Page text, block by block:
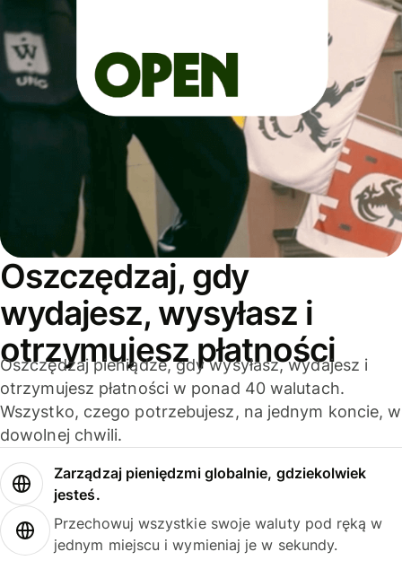
Oszczędzaj, gdy
wydajesz, wysyłasz i
otrzymujesz płatności
Oszczędzaj pieniądze, gdy wysyłasz, wydajesz i
otrzymujesz płatności w ponad 40 walutach.
Wszystko, czego potrzebujesz, na jednym koncie, w
dowolnej chwili.
Zarządzaj pieniędzmi globalnie, gdziekolwiek
jesteś.
Przechowuj wszystkie swoje waluty pod ręką w
jednym miejscu i wymieniaj je w sekundy.